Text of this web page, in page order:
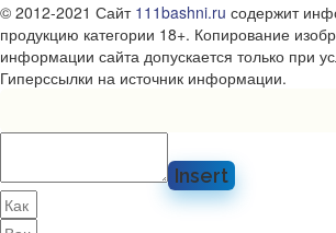
© 2012-2021 Сайт 111bashni.ru содержит
продукцию категории 18+. Копирование
информации сайта допускается только при
Гиперссылки на источник информации.
Insert